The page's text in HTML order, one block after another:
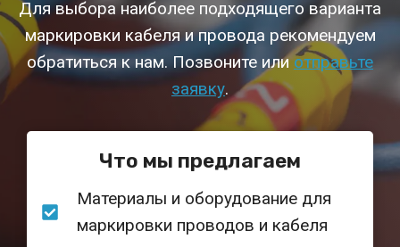
Для выбора наиболее подходящего варианта
маркировки кабеля и провода рекомендуем
обратиться к нам. Позвоните илиотправьте
заявку.
Что мы предлагаем
Материалы и оборудование для
маркировки проводов и кабеля